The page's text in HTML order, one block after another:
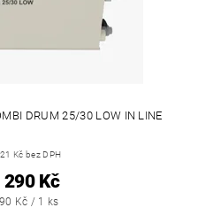
DRUM 25/30 LOW IN LINE
Kč bez DPH
290 Kč
Kč / 1 ks